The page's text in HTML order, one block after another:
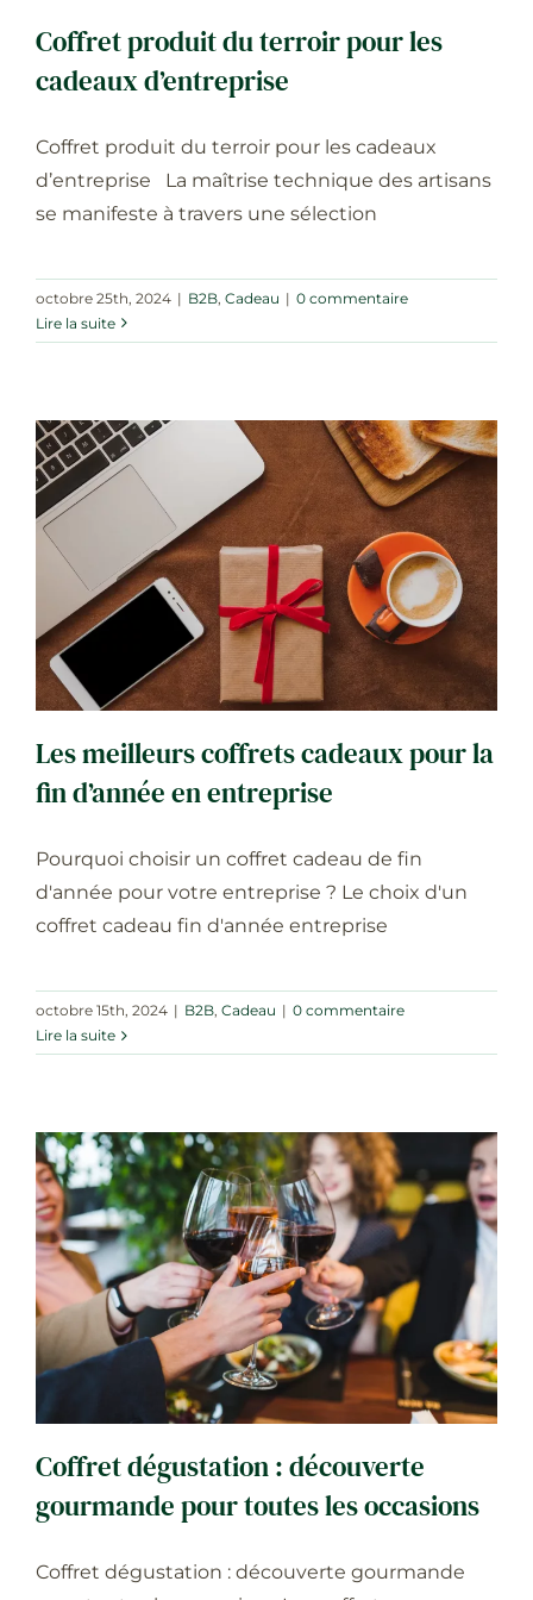
Coffret produit du terroir pour les
cadeaux d’entreprise
Coffret produit du terroir pour les cadeaux
d’entreprise La maîtrise technique des artisans
se manifeste à travers une sélection
octobre 25th, 2024 | B2B, Cadeau | 0 commentaire
Lire la suite
Les meilleurs coffrets cadeaux pour la
fin d’année en entreprise
B2B Cadeau
Les meilleurs coffrets cadeaux pour la
fin d’année en entreprise
Pourquoi choisir un coffret cadeau de fin
d'année pour votre entreprise ? Le choix d'un
coffret cadeau fin d'année entreprise
octobre 15th, 2024 | B2B, Cadeau | 0 commentaire
Lire la suite
Coffret dégustation : découverte
gourmande pour toutes les occasions
B2B Cadeau
Coffret dégustation : découverte
gourmande pour toutes les occasions
Coffret dégustation : découverte gourmande